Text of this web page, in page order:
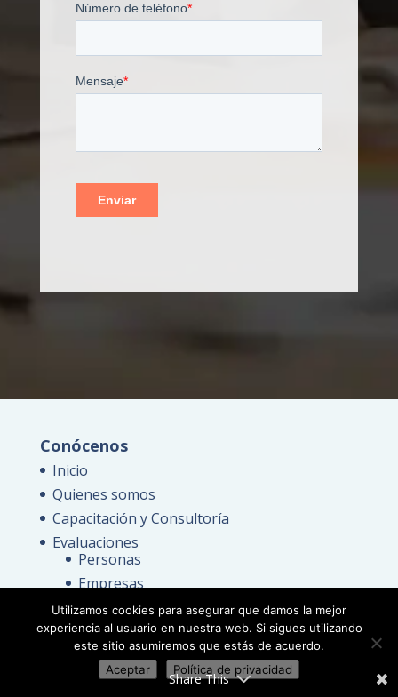
Conócenos
Inicio
Quienes somos
Capacitación y Consultoría
Evaluaciones
Personas
Empresas
Inicia tu firma
Blog
Contacto
Política de PrivacidadShare This
Utilizamos cookies para asegurar que damos la mejor
experiencia al usuario en nuestra web. Si sigues utilizando
este sitio asumiremos que estás de acuerdo.
Aceptar
Política de privacidad